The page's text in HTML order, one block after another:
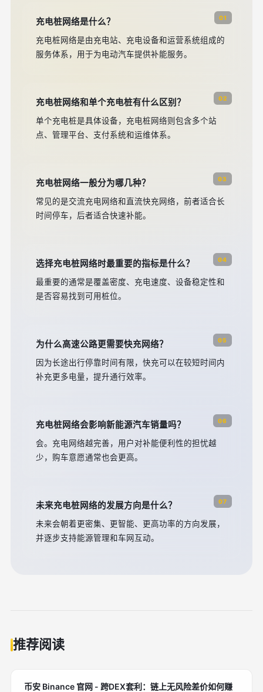
01
充电桩网络是什么？
充电桩网络是由充电站、充电设备和运营系统组成的
服务体系，用于为电动汽车提供补能服务。
02
充电桩网络和单个充电桩有什么区别？
单个充电桩是具体设备，充电桩网络则包含多个站
点、管理平台、支付系统和运维体系。
03
充电桩网络一般分为哪几种？
常见的是交流充电网络和直流快充网络，前者适合长
时间停车，后者适合快速补能。
04
选择充电桩网络时最重要的指标是什么？
最重要的通常是覆盖密度、充电速度、设备稳定性和
是否容易找到可用桩位。
05
为什么高速公路更需要快充网络？
因为长途出行停靠时间有限，快充可以在较短时间内
补充更多电量，提升通行效率。
06
充电桩网络会影响新能源汽车销量吗？
会。充电网络越完善，用户对补能便利性的担忧越
少，购车意愿通常也会更高。
07
未来充电桩网络的发展方向是什么？
未来会朝着更密集、更智能、更高功率的方向发展，
并逐步支持能源管理和车网互动。
推荐阅读
币安 Binance 官网 - 跨DEX套利：链上无风险差价如何赚